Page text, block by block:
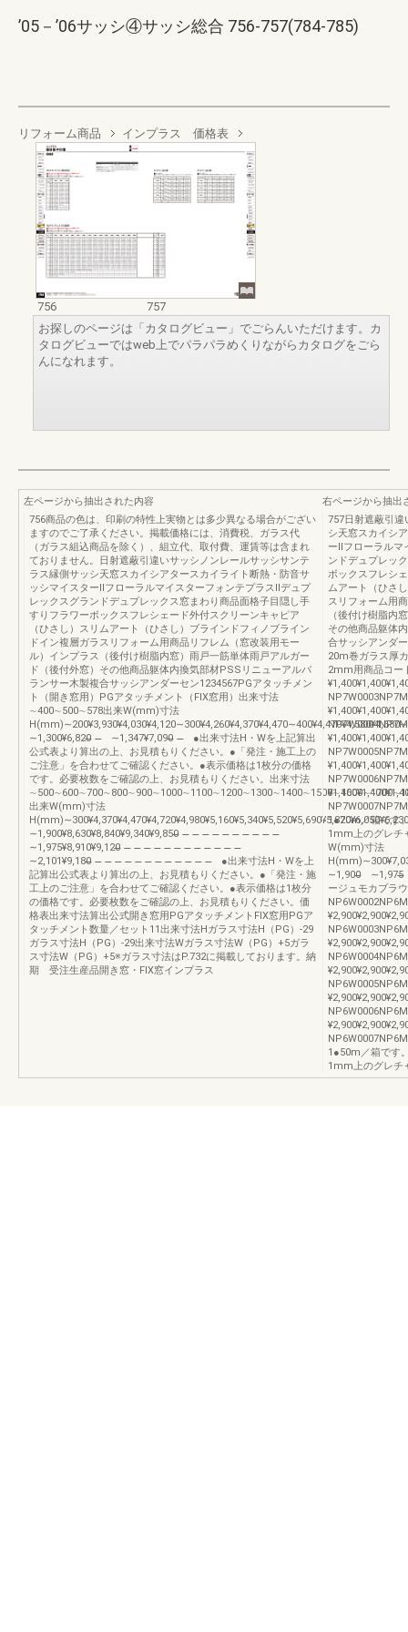
’05－’06サッシ④サッシ総合 756-757(784-785)
リフォーム商品 インプラス 価格表
756
757
お探しのページは「カタログビュー」でごらんいただけます。カ
タログビューではweb上でパラパラめくりながらカタログをごら
んになれます。
左ページから抽出された内容
756商品の色は、印刷の特性上実物とは多少異なる場合がござい
ますのでご了承ください。掲載価格には、消費税、ガラス代
（ガラス組込商品を除く）、組立代、取付費、運賃等は含まれ
ておりません。日射遮蔽引違いサッシノンレールサッシサンテ
ラス縁側サッシ天窓スカイシアタースカイライト断熱・防音サ
ッシマイスターⅡフローラルマイスターフォンテプラスⅡデュプ
レックスグランドデュプレックス窓まわり商品面格子目隠し手
すりフラワーボックスフレシェード外付スクリーンキャピア
（ひさし）スリムアート（ひさし）ブラインドフィノブライン
ドイン複層ガラスリフォーム用商品リフレム（窓改装用モー
ル）インプラス（後付け樹脂内窓）雨戸一筋単体雨戸アルガー
ド（後付外窓）その他商品躯体内換気部材PSSリニューアルバ
ランサー木製複合サッシアンダーセン1234567PGアタッチメン
ト（開き窓用）PGアタッチメント（FIX窓用）出来寸法
∼400∼500∼578出来W(mm)寸法
∼1,300¥6,820̶̶ ̶̶ ∼1,347¥7,090̶̶ ̶̶ ●出来寸法H・Wを上記算出
公式表より算出の上、お見積もりください。●「発注・施工上の
ご注意」を合わせてご確認ください。●表示価格は1枚分の価格
です。必要枚数をご確認の上、お見積もりください。出来寸法
出来W(mm)寸法
∼1,900¥8,630¥8,840¥9,340¥9,850̶̶ ̶̶ ̶̶ ̶̶ ̶̶ ̶̶ ̶̶ ̶̶ ̶̶ ̶̶ ̶̶
∼1,975¥8,910¥9,120̶̶ ̶̶ ̶̶ ̶̶ ̶̶ ̶̶ ̶̶ ̶̶ ̶̶ ̶̶ ̶̶ ̶̶ ̶̶
∼2,101¥9,180̶̶̶̶ ̶̶ ̶̶ ̶̶ ̶̶ ̶̶ ̶̶ ̶̶ ̶̶ ̶̶ ̶̶ ̶̶ ̶̶ ●出来寸法H・Wを上
記算出公式表より算出の上、お見積もりください。●「発注・施
工上のご注意」を合わせてご確認ください。●表示価格は1枚分
の価格です。必要枚数をご確認の上、お見積もりください。価
格表出来寸法算出公式開き窓用PGアタッチメントFIX窓用PGア
タッチメント数量／セット11出来寸法Hガラス寸法H（PG）-29
ガラス寸法H（PG）-29出来寸法Wガラス寸法W（PG）+5ガラ
ス寸法W（PG）+5※ガラス寸法はP.732に掲載しております。納
期 受注生産品開き窓・FIX窓インプラス
右ページから抽出
757日射遮蔽引違
シ天窓スカイシ
ーⅡフローラルマ
ンドデュプレッ
ボックスフレシ
ムアート（ひさ
スリフォーム用
（後付け樹脂内
その他商品躯体
合サッシアンダ
20m巻ガラス厚
2mm用商品コー
1●20m／箱です
1mm上のグレチ
W(mm)寸法
∼1,900̶̶ ∼1,975̶̶
ージュモカブラ
1●50m／箱です
1mm上のグレチ